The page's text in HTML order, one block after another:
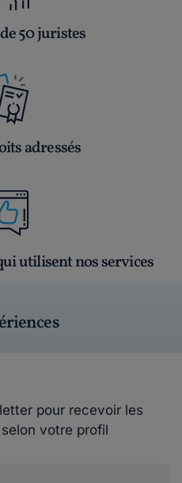
50 juristes
adressés
utilisent nos services
pour recevoir les
votre profil